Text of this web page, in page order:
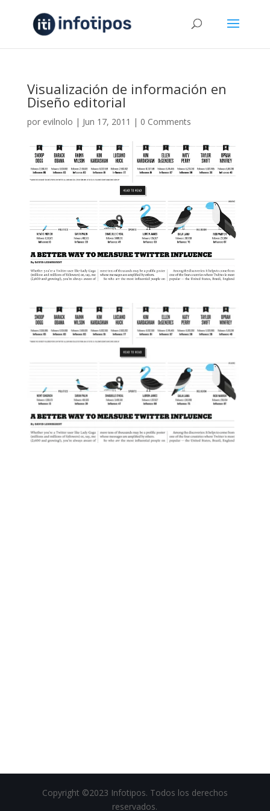
Visualización de información en
Diseño editorial
por evilnolo | Jun 17, 2011 | 0 Comments
Copyright ©2023 Infotipos. Todos los derechos
reservados.